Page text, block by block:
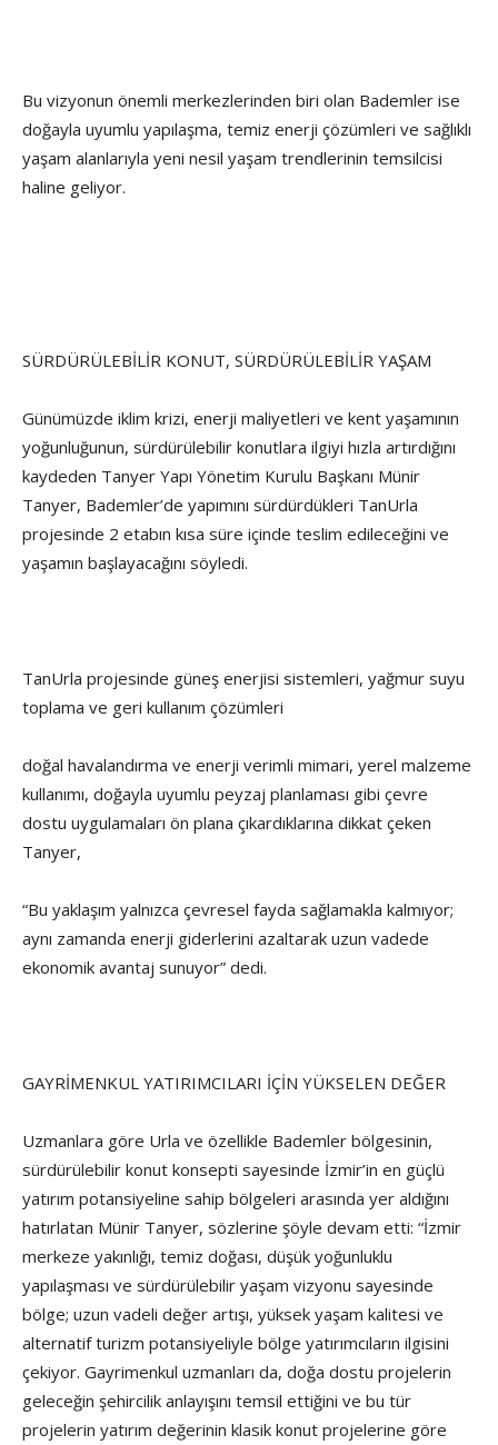
Bu vizyonun önemli merkezlerinden biri olan Bademler ise
doğayla uyumlu yapılaşma, temiz enerji çözümleri ve sağlıklı
yaşam alanlarıyla yeni nesil yaşam trendlerinin temsilcisi
haline geliyor.
SÜRDÜRÜLEBİLİR KONUT, SÜRDÜRÜLEBİLİR YAŞAM
Günümüzde iklim krizi, enerji maliyetleri ve kent yaşamının
yoğunluğunun, sürdürülebilir konutlara ilgiyi hızla artırdığını
kaydeden Tanyer Yapı Yönetim Kurulu Başkanı Münir
Tanyer, Bademler’de yapımını sürdürdükleri TanUrla
projesinde 2 etabın kısa süre içinde teslim edileceğini ve
yaşamın başlayacağını söyledi.
TanUrla projesinde güneş enerjisi sistemleri, yağmur suyu
toplama ve geri kullanım çözümleri
doğal havalandırma ve enerji verimli mimari, yerel malzeme
kullanımı, doğayla uyumlu peyzaj planlaması gibi çevre
dostu uygulamaları ön plana çıkardıklarına dikkat çeken
Tanyer,
“Bu yaklaşım yalnızca çevresel fayda sağlamakla kalmıyor;
aynı zamanda enerji giderlerini azaltarak uzun vadede
ekonomik avantaj sunuyor” dedi.
GAYRİMENKUL YATIRIMCILARI İÇİN YÜKSELEN DEĞER
Uzmanlara göre Urla ve özellikle Bademler bölgesinin,
sürdürülebilir konut konsepti sayesinde İzmir’in en güçlü
yatırım potansiyeline sahip bölgeleri arasında yer aldığını
hatırlatan Münir Tanyer, sözlerine şöyle devam etti: “İzmir
merkeze yakınlığı, temiz doğası, düşük yoğunluklu
yapılaşması ve sürdürülebilir yaşam vizyonu sayesinde
bölge; uzun vadeli değer artışı, yüksek yaşam kalitesi ve
alternatif turizm potansiyeliyle bölge yatırımcıların ilgisini
çekiyor. Gayrimenkul uzmanları da, doğa dostu projelerin
geleceğin şehircilik anlayışını temsil ettiğini ve bu tür
projelerin yatırım değerinin klasik konut projelerine göre